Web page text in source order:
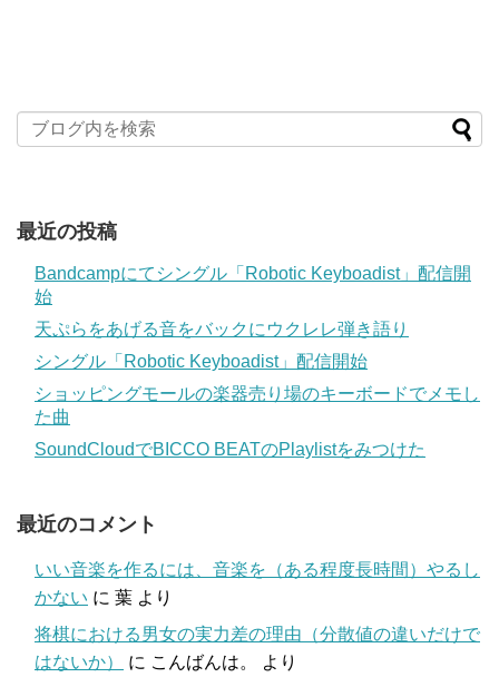
最近の投稿
Bandcampにてシングル「Robotic Keyboadist」配信開
始
天ぷらをあげる音をバックにウクレレ弾き語り
シングル「Robotic Keyboadist」配信開始
ショッピングモールの楽器売り場のキーボードでメモし
た曲
SoundCloudでBICCO BEATのPlaylistをみつけた
最近のコメント
いい音楽を作るには、音楽を（ある程度長時間）やるし
かない に 葉 より
将棋における男女の実力差の理由（分散値の違いだけで
はないか）
に こんばんは。
より